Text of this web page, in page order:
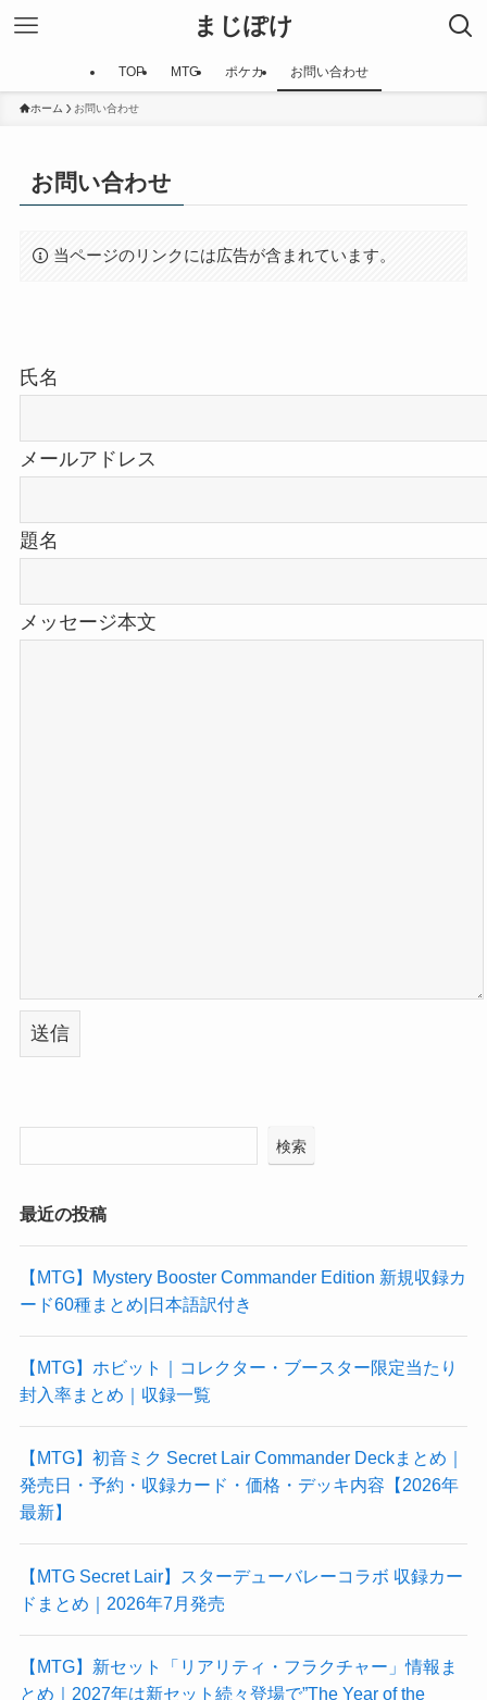
まじぽけ
TOP MTG ポケカ お問い合わせ
ホーム お問い合わせ
お問い合わせ
当ページのリンクには広告が含まれています。
氏名
メールアドレス
題名
メッセージ本文
検索
最近の投稿
【MTG】Mystery Booster Commander Edition 新規収録カ
ード60種まとめ|日本語訳付き
【MTG】ホビット｜コレクター・ブースター限定当たり
封入率まとめ｜収録一覧
【MTG】初音ミク Secret Lair Commander Deckまとめ｜
発売日・予約・収録カード・価格・デッキ内容【2026年
最新】
【MTG Secret Lair】スターデューバレーコラボ 収録カー
ドまとめ｜2026年7月発売
【MTG】新セット「リアリティ・フラクチャー」情報ま
とめ｜2027年は新セット続々登場で”The Year of the